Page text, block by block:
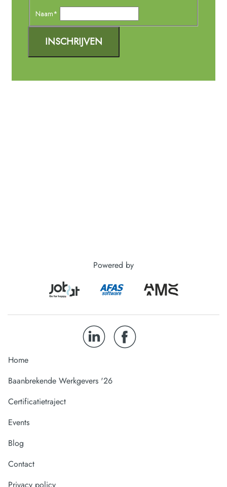
Powered by
Home
Baanbrekende Werkgevers '26
Certificatietraject
Events
Blog
Contact